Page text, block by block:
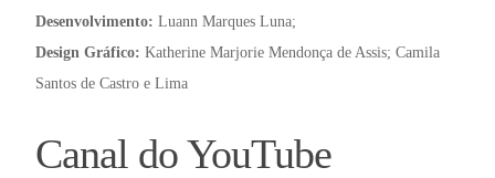
Desenvolvimento: Luann Marques Luna;
Design Gráfico: Katherine Marjorie Mendonça de Assis; Camila
Santos de Castro e Lima
Canal do YouTube